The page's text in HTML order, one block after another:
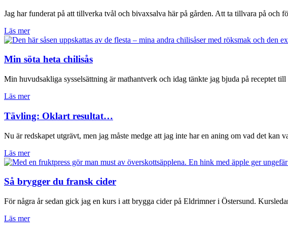
Jag har funderat på att tillverka tvål och bivaxsalva här på gården. Att ta tillvara på och
Läs mer
Min söta heta chilisås
Min huvudsakliga sysselsättning är mathantverk och idag tänkte jag bjuda på receptet
Läs mer
Tävling: Oklart resultat…
Nu är redskapet utgrävt, men jag måste medge att jag inte har en aning om vad det kan
Läs mer
Så brygger du fransk cider
För några år sedan gick jag en kurs i att brygga cider på Eldrimner i Östersund.
Läs mer